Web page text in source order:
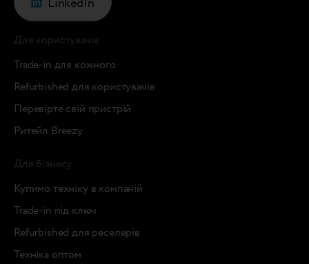
Для користувачів
Trade-in для кожного
Refurbished для користувачів
Перевірте свій пристрій
Ритейл Breezy
Для бізнесу
Купимо техніку в компаній
Trade-in під ключ
Refurbished для реселерів
Техніка оптом